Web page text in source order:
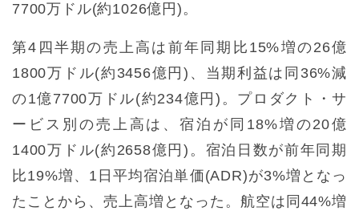
7700万ドル(約1026億円)。
第4四半期の売上高は前年同期比15%増の26億
1800万ドル(約3456億円)、当期利益は同36%減
の1億7700万ドル(約234億円)。プロダクト・サ
ービス別の売上高は、宿泊が同18%増の20億
1400万ドル(約2658億円)。宿泊日数が前年同期
比19%増、1日平均宿泊単価(ADR)が3%増となっ
たことから、売上高増となった。航空は同44%増